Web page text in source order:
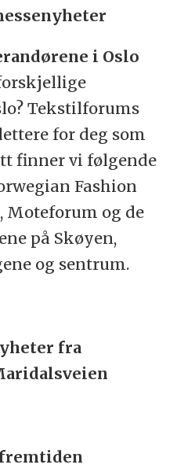
i Oslo
Tekstilforums
for deg som
finner vi følgende
Fashion
Moteforum og de
på Skøyen,
og sentrum.
fra